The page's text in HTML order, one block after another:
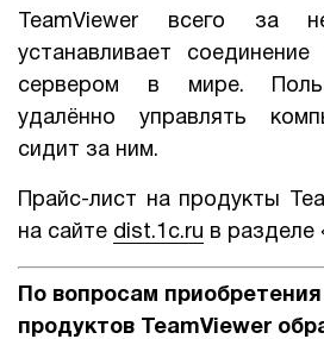
1Cофт
TeamViewer всего за
устанавливает
сервером в мире.
удалённо управлять
сидит за ним.
Прайс-лист на продукты
на сайте dist.1c.ru в разделе
По вопросам приобретения
продуктов TeamViewer